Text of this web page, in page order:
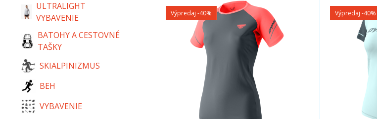
Výpredaj -40% Výpredaj-40%
ULTRALIGHT
VYBAVENIE
BATOHY A CESTOVNÉ
TAŠKY
SKIALPINIZMUS
BEH
VYBAVENIE